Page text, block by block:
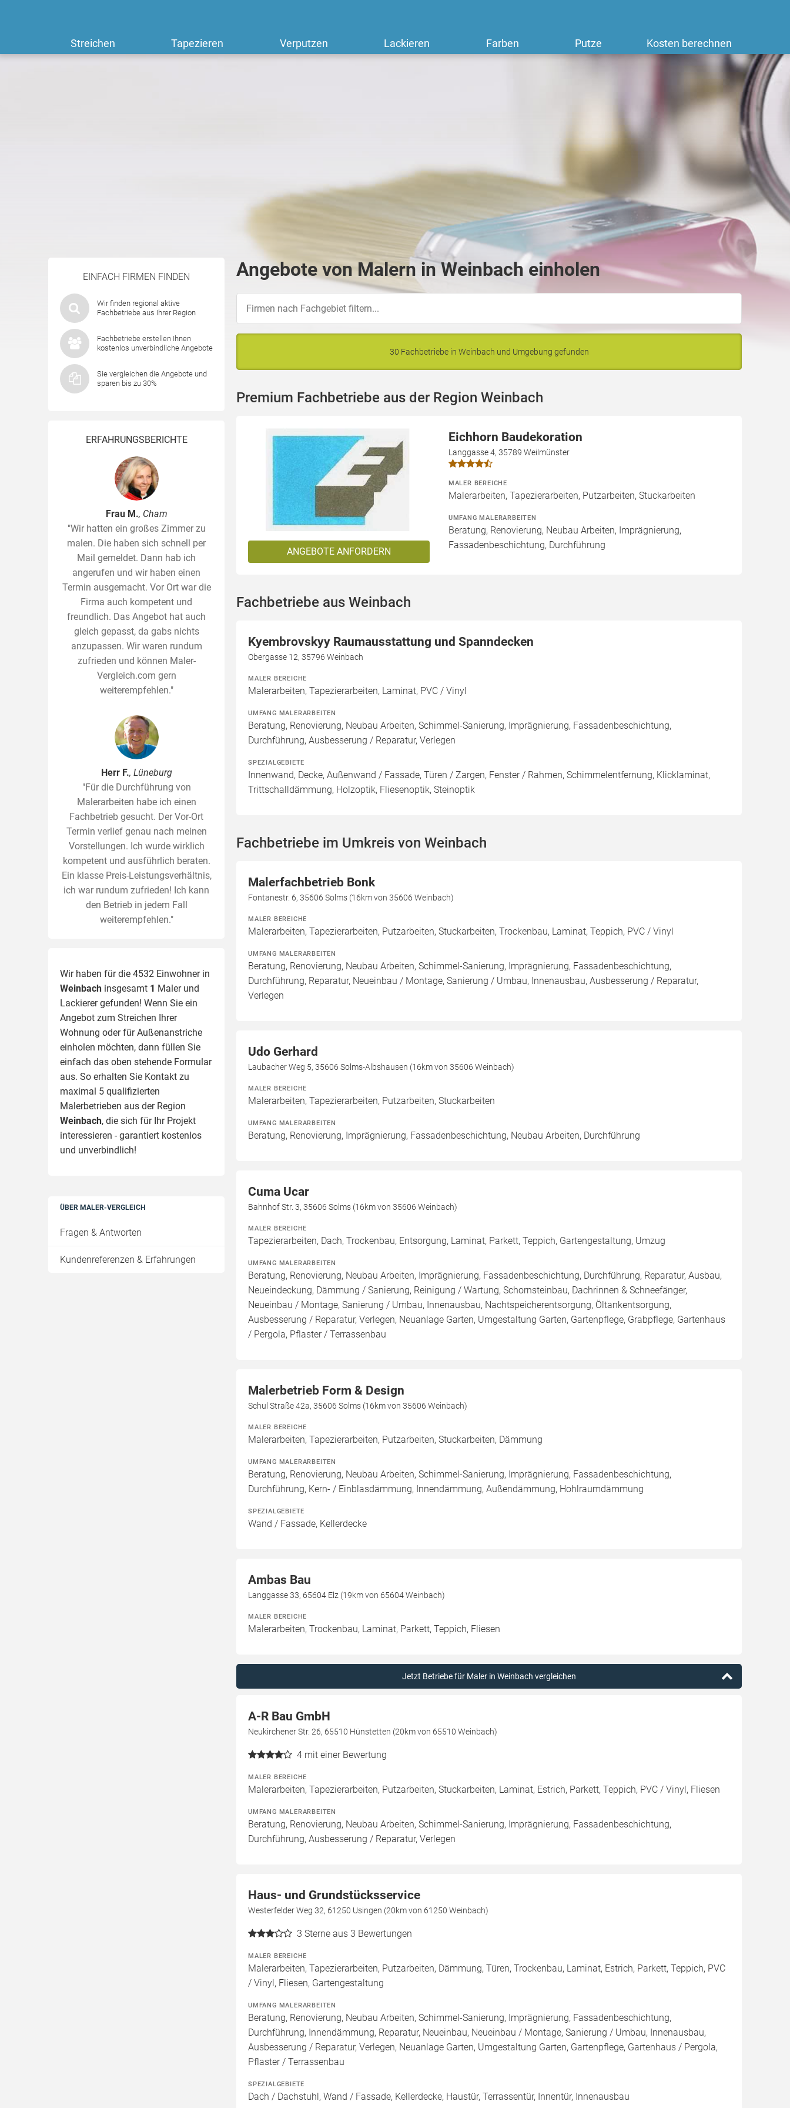
Streichen Tapezieren Verputzen Lackieren Farben Putze Kosten berechnen
EINFACH FIRMEN FINDEN
Wir finden regional aktive
Fachbetriebe aus Ihrer Region
Fachbetriebe erstellen Ihnen
kostenlos unverbindliche Angebote
Sie vergleichen die Angebote und
sparen bis zu 30%
ERFAHRUNGSBERICHTE
Frau M., Cham
"Wir hatten ein großes Zimmer zu
malen. Die haben sich schnell per
Mail gemeldet. Dann hab ich
angerufen und wir haben einen
Termin ausgemacht. Vor Ort war die
Firma auch kompetent und
freundlich. Das Angebot hat auch
gleich gepasst, da gabs nichts
anzupassen. Wir waren rundum
zufrieden und können Maler-
Vergleich.com gern
weiterempfehlen."
Herr F., Lüneburg
"Für die Durchführung von
Malerarbeiten habe ich einen
Fachbetrieb gesucht. Der Vor-Ort
Termin verlief genau nach meinen
Vorstellungen. Ich wurde wirklich
kompetent und ausführlich beraten.
Ein klasse Preis-Leistungsverhältnis,
ich war rundum zufrieden! Ich kann
den Betrieb in jedem Fall
weiterempfehlen."
Wir haben für die 4532 Einwohner in
Weinbach insgesamt 1 Maler und
Lackierer gefunden! Wenn Sie ein
Angebot zum Streichen Ihrer
Wohnung oder für Außenanstriche
einholen möchten, dann füllen Sie
einfach das oben stehende Formular
aus. So erhalten Sie Kontakt zu
maximal 5 qualifizierten
Malerbetrieben aus der Region
Weinbach, die sich für Ihr Projekt
interessieren - garantiert kostenlos
und unverbindlich!
ÜBER MALER-VERGLEICH
Fragen & Antworten
Kundenreferenzen & Erfahrungen
Angebote von Malern in Weinbach einholen
30 Fachbetriebe in Weinbach und Umgebung gefunden
Premium Fachbetriebe aus der Region Weinbach
ANGEBOTE ANFORDERN
Eichhorn Baudekoration
Langgasse 4, 35789 Weilmünster
MALER BEREICHE
Malerarbeiten, Tapezierarbeiten, Putzarbeiten, Stuckarbeiten
UMFANG MALERARBEITEN
Beratung, Renovierung, Neubau Arbeiten, Imprägnierung,
Fassadenbeschichtung, Durchführung
Fachbetriebe aus Weinbach
Kyembrovskyy Raumausstattung und Spanndecken
Obergasse 12, 35796 Weinbach
MALER BEREICHE
Malerarbeiten, Tapezierarbeiten, Laminat, PVC / Vinyl
UMFANG MALERARBEITEN
Beratung, Renovierung, Neubau Arbeiten, Schimmel-Sanierung, Imprägnierung, Fassadenbeschichtung,
Durchführung, Ausbesserung / Reparatur, Verlegen
SPEZIALGEBIETE
Innenwand, Decke, Außenwand / Fassade, Türen / Zargen, Fenster / Rahmen, Schimmelentfernung, Klicklaminat,
Trittschalldämmung, Holzoptik, Fliesenoptik, Steinoptik
Fachbetriebe im Umkreis von Weinbach
Malerfachbetrieb Bonk
Fontanestr. 6, 35606 Solms (16km von 35606 Weinbach)
MALER BEREICHE
Malerarbeiten, Tapezierarbeiten, Putzarbeiten, Stuckarbeiten, Trockenbau, Laminat, Teppich, PVC / Vinyl
UMFANG MALERARBEITEN
Beratung, Renovierung, Neubau Arbeiten, Schimmel-Sanierung, Imprägnierung, Fassadenbeschichtung,
Durchführung, Reparatur, Neueinbau / Montage, Sanierung / Umbau, Innenausbau, Ausbesserung / Reparatur,
Verlegen
Udo Gerhard
Laubacher Weg 5, 35606 Solms-Albshausen (16km von 35606 Weinbach)
MALER BEREICHE
Malerarbeiten, Tapezierarbeiten, Putzarbeiten, Stuckarbeiten
UMFANG MALERARBEITEN
Beratung, Renovierung, Imprägnierung, Fassadenbeschichtung, Neubau Arbeiten, Durchführung
Cuma Ucar
Bahnhof Str. 3, 35606 Solms (16km von 35606 Weinbach)
MALER BEREICHE
Tapezierarbeiten, Dach, Trockenbau, Entsorgung, Laminat, Parkett, Teppich, Gartengestaltung, Umzug
UMFANG MALERARBEITEN
Beratung, Renovierung, Neubau Arbeiten, Imprägnierung, Fassadenbeschichtung, Durchführung, Reparatur, Ausbau,
Neueindeckung, Dämmung / Sanierung, Reinigung / Wartung, Schornsteinbau, Dachrinnen & Schneefänger,
Neueinbau / Montage, Sanierung / Umbau, Innenausbau, Nachtspeicherentsorgung, Öltankentsorgung,
Ausbesserung / Reparatur, Verlegen, Neuanlage Garten, Umgestaltung Garten, Gartenpflege, Grabpflege, Gartenhaus
/ Pergola, Pflaster / Terrassenbau
Malerbetrieb Form & Design
Schul Straße 42a, 35606 Solms (16km von 35606 Weinbach)
MALER BEREICHE
Malerarbeiten, Tapezierarbeiten, Putzarbeiten, Stuckarbeiten, Dämmung
UMFANG MALERARBEITEN
Beratung, Renovierung, Neubau Arbeiten, Schimmel-Sanierung, Imprägnierung, Fassadenbeschichtung,
Durchführung, Kern- / Einblasdämmung, Innendämmung, Außendämmung, Hohlraumdämmung
SPEZIALGEBIETE
Wand / Fassade, Kellerdecke
Ambas Bau
Langgasse 33, 65604 Elz (19km von 65604 Weinbach)
MALER BEREICHE
Malerarbeiten, Trockenbau, Laminat, Parkett, Teppich, Fliesen
Jetzt Betriebe für Maler in Weinbach vergleichen
A-R Bau GmbH
Neukirchener Str. 26, 65510 Hünstetten (20km von 65510 Weinbach)
4 mit einer Bewertung
MALER BEREICHE
Malerarbeiten, Tapezierarbeiten, Putzarbeiten, Stuckarbeiten, Laminat, Estrich, Parkett, Teppich, PVC / Vinyl, Fliesen
UMFANG MALERARBEITEN
Beratung, Renovierung, Neubau Arbeiten, Schimmel-Sanierung, Imprägnierung, Fassadenbeschichtung,
Durchführung, Ausbesserung / Reparatur, Verlegen
Haus- und Grundstücksservice
Westerfelder Weg 32, 61250 Usingen (20km von 61250 Weinbach)
3 Sterne aus 3 Bewertungen
MALER BEREICHE
Malerarbeiten, Tapezierarbeiten, Putzarbeiten, Dämmung, Türen, Trockenbau, Laminat, Estrich, Parkett, Teppich, PVC
/ Vinyl, Fliesen, Gartengestaltung
UMFANG MALERARBEITEN
Beratung, Renovierung, Neubau Arbeiten, Schimmel-Sanierung, Imprägnierung, Fassadenbeschichtung,
Durchführung, Innendämmung, Reparatur, Neueinbau, Neueinbau / Montage, Sanierung / Umbau, Innenausbau,
Ausbesserung / Reparatur, Verlegen, Neuanlage Garten, Umgestaltung Garten, Gartenpflege, Gartenhaus / Pergola,
Pflaster / Terrassenbau
SPEZIALGEBIETE
Dach / Dachstuhl, Wand / Fassade, Kellerdecke, Haustür, Terrassentür, Innentür, Innenausbau